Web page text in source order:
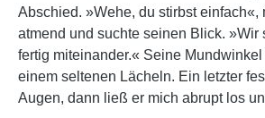
Abschied. »Wehe, du stirbst einfach«,
atmend und suchte seinen Blick. »Wir
fertig miteinander.« Seine
einem seltenen Lächeln. Ein letzter
Augen, dann ließ er mich abrupt los